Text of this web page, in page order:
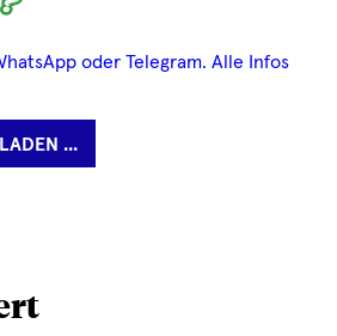
oder Telegram. Alle Infos
...